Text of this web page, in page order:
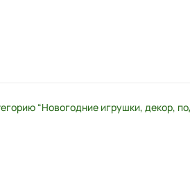
“Новогодние игрушки, декор,